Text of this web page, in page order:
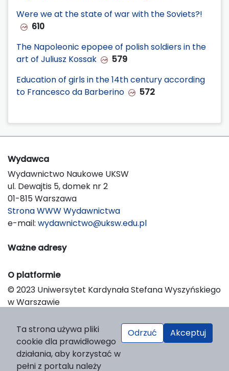
Were we at the state of war with the Soviets?!
610
The Napoleonic epopee of polish soldiers in the
art of Juliusz Kossak
579
Education of girls in the 14th century according
to Francesco da Barberino
572
Wydawca
Wydawnictwo Naukowe UKSW
ul. Dewajtis 5, domek nr 2
01-815 Warszawa
Strona WWW Wydawnictwa
e-mail: wydawnictwo@uksw.edu.pl
Ważne adresy
O platformie
© 2023 Uniwersytet Kardynała Stefana Wyszyńskiego
w Warszawie
Platform & Workflow by OJS/PKP
Ta strona używa pliki
cookie dla prawidłowego
działania, aby korzystać w
pełni z portalu należy
Odrzuć Akceptuj